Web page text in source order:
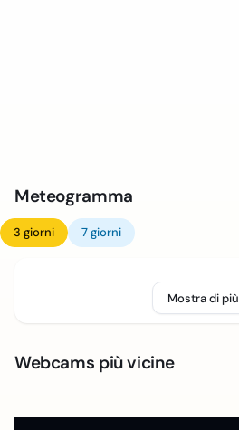
Meteogramma
3 giorni 7 giorni
Mostra di più
Webcams più vicine